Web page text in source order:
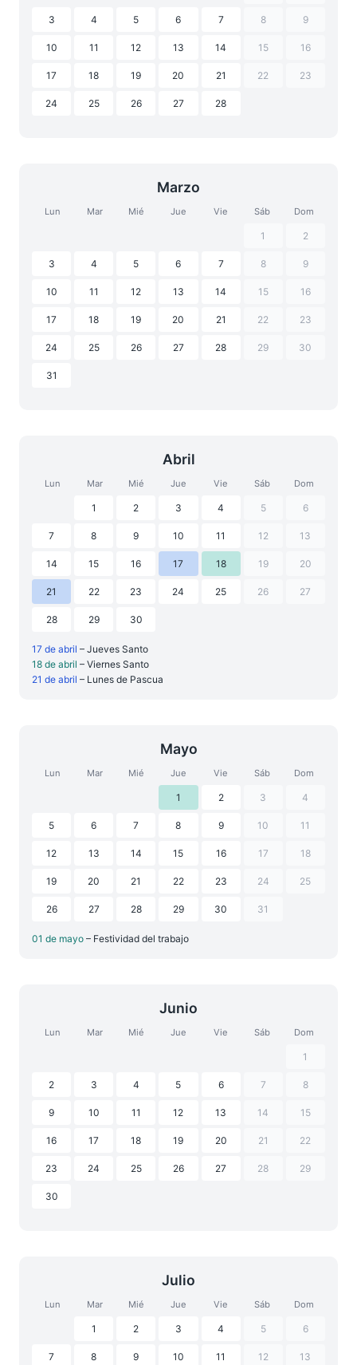
3 4 5 6 7 8 9
10 11 12 13 14 15 16
17 18 19 20 21 22 23
24 25 26 27 28
Marzo
Lun Mar Mié Jue Vie Sáb Dom
1 2
3 4 5 6 7 8 9
10 11 12 13 14 15 16
17 18 19 20 21 22 23
24 25 26 27 28 29 30
31
Abril
Lun Mar Mié Jue Vie Sáb Dom
1 2 3 4 5 6
7 8 9 10 11 12 13
14 15 16 17 18 19 20
21 22 23 24 25 26 27
28 29 30
17 de abril – Jueves Santo
18 de abril – Viernes Santo
21 de abril – Lunes de Pascua
Mayo
Lun Mar Mié Jue Vie Sáb Dom
1 2 3 4
5 6 7 8 9 10 11
12 13 14 15 16 17 18
19 20 21 22 23 24 25
26 27 28 29 30 31
01 de mayo – Festividad del trabajo
Junio
Lun Mar Mié Jue Vie Sáb Dom
1
2 3 4 5 6 7 8
9 10 11 12 13 14 15
16 17 18 19 20 21 22
23 24 25 26 27 28 29
30
Julio
Lun Mar Mié Jue Vie Sáb Dom
1 2 3 4 5 6
7 8 9 10 11 12 13